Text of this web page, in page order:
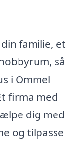
familie, et
så
i Ommel
firma med
dig med
og tilpasse